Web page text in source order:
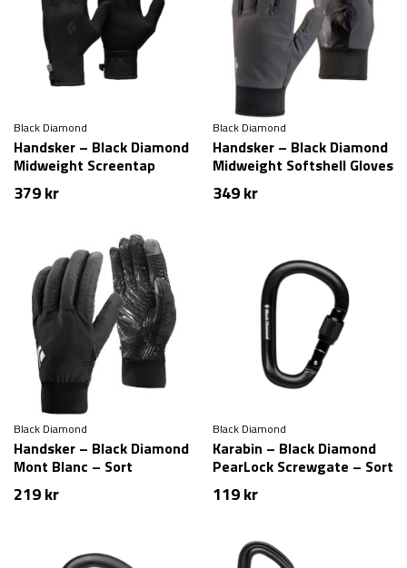
Black Diamond
Handsker – Black Diamond
Midweight Screentap
Liners
379kr
Black Diamond
Handsker – Black Diamond
Midweight Softshell Gloves
– Mørkegrå
349kr
Black Diamond
Handsker – Black Diamond
Mont Blanc – Sort
219kr
Black Diamond
Karabin – Black Diamond
PearLock Screwgate – Sort
119kr